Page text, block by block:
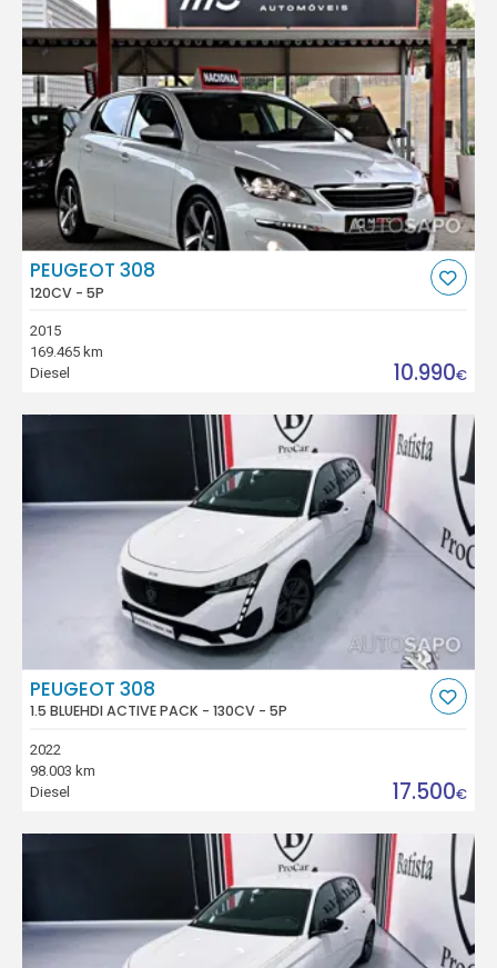
PEUGEOT 308
120CV - 5P
2015
169.465 km
Diesel
10.990€
PEUGEOT 308
1.5 BLUEHDI ACTIVE PACK - 130CV - 5P
2022
98.003 km
Diesel
17.500€